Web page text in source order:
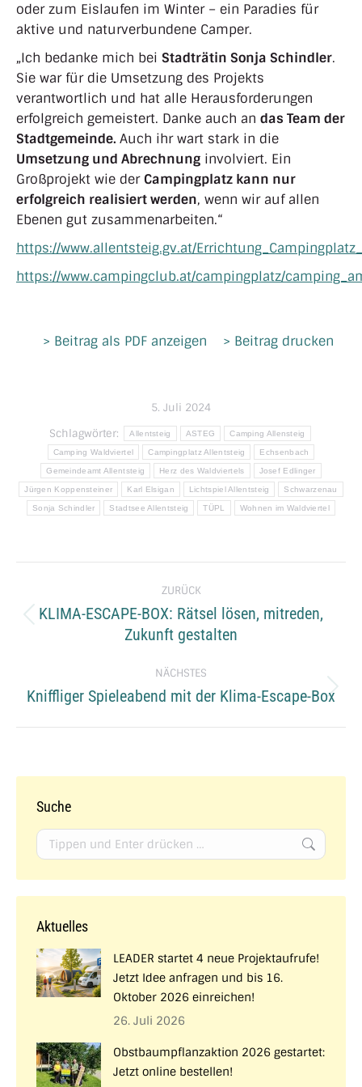
oder zum Eislaufen im Winter – ein Paradies für
aktive und naturverbundene Camper.
„Ich bedanke mich bei Stadträtin Sonja Schindler.
Sie war für die Umsetzung des Projekts
verantwortlich und hat alle Herausforderungen
erfolgreich gemeistert. Danke auch an das Team der
Stadtgemeinde. Auch ihr wart stark in die
Umsetzung und Abrechnung involviert. Ein
Großprojekt wie der Campingplatz kann nur
erfolgreich realisiert werden, wenn wir auf allen
Ebenen gut zusammenarbeiten.“
https://www.allentsteig.gv.at/
https://www.campingclub.at/campingplatz/
> Beitrag als PDF anzeigen > Beitrag drucken
5. Juli 2024
Schlagwörter:
Allentsteig ASTEG Camping Allensteig
Camping Waldviertel Campingplatz Allentsteig Echsenbach
Gemeindeamt Allentsteig Herz des Waldviertels Josef Edlinger
Jürgen Koppensteiner Karl Elsigan Lichtspiel Allentsteig Schwarzenau
Sonja Schindler Stadtsee Allentsteig TÜPL Wohnen im Waldviertel
ZURÜCK
Vorheriger
Beitrag:
KLIMA-ESCAPE-BOX: Rätsel lösen, mitreden,
Zukunft gestalten
NÄCHSTES
Nächster
Kniffliger Spieleabend mit der Klima-Escape-Box
Suche
Search:
Aktuelles
LEADER startet 4 neue Projektaufrufe!
Jetzt Idee anfragen und bis 16.
Oktober 2026 einreichen!
26. Juli 2026
Obstbaumpflanzaktion 2026 gestartet:
Jetzt online bestellen!